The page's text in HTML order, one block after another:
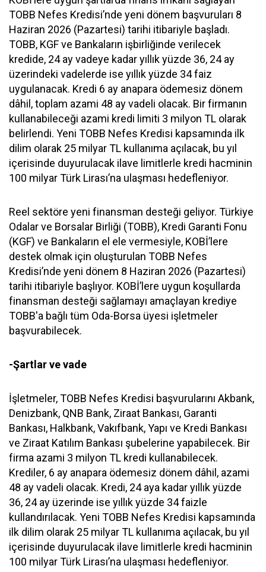
TOBB Nefes Kredisi’nde yeni dönem başvuruları 8
Haziran 2026 (Pazartesi) tarihi itibariyle başladı.
TOBB, KGF ve Bankaların işbirliğinde verilecek
kredide, 24 ay vadeye kadar yıllık yüzde 36, 24 ay
üzerindeki vadelerde ise yıllık yüzde 34 faiz
uygulanacak. Kredi 6 ay anapara ödemesiz dönem
dâhil, toplam azami 48 ay vadeli olacak. Bir firmanın
kullanabileceği azami kredi limiti 3 milyon TL olarak
belirlendi. Yeni TOBB Nefes Kredisi kapsamında ilk
dilim olarak 25 milyar TL kullanıma açılacak, bu yıl
içerisinde duyurulacak ilave limitlerle kredi hacminin
100 milyar Türk Lirası’na ulaşması hedefleniyor. ​
Reel sektöre yeni finansman desteği geliyor. Türkiye
Odalar ve Borsalar Birliği (TOBB), Kredi Garanti Fonu
(KGF) ve Bankaların el ele vermesiyle, KOBİ’lere
destek olmak için oluşturulan TOBB Nefes
Kredisi’nde yeni dönem 8 Haziran 2026 (Pazartesi)
tarihi itibariyle başlıyor. KOBİ’lere uygun koşullarda
finansman desteği sağlamayı amaçlayan krediye
TOBB'a bağlı tüm Oda-Borsa üyesi işletmeler
başvurabilecek.
-Şartlar ve vade
İşletmeler, TOBB Nefes Kredisi başvurularını Akbank,
Denizbank, QNB Bank, Ziraat Bankası, Garanti
Bankası, Halkbank, Vakıfbank, Yapı ve Kredi Bankası
ve Ziraat Katılım Bankası şubelerine yapabilecek. Bir
firma azami 3 milyon TL kredi kullanabilecek.
Krediler, 6 ay anapara ödemesiz dönem dâhil, azami
48 ay vadeli olacak. Kredi, 24 aya kadar yıllık yüzde
36, 24 ay üzerinde ise yıllık yüzde 34 faizle
kullandırılacak. Yeni TOBB Nefes Kredisi kapsamında
ilk dilim olarak 25 milyar TL kullanıma açılacak, bu yıl
içerisinde duyurulacak ilave limitlerle kredi hacminin
100 milyar Türk Lirası’na ulaşması hedefleniyor.